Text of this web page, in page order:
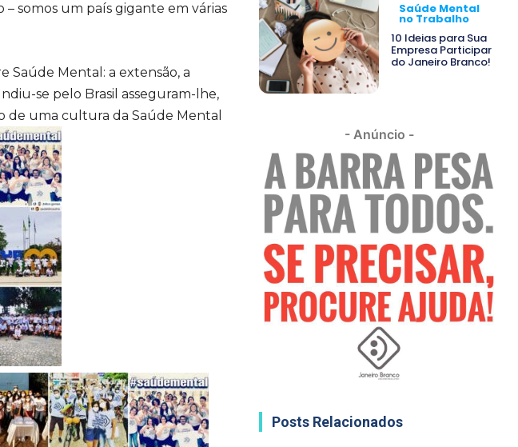
somos um país gigante em várias
Saúde Mental: a extensão, a
se pelo Brasil asseguram-lhe,
uma cultura da Saúde Mental
Saúde Mental
no Trabalho
10 Ideias para Sua
Empresa Participar
do Janeiro Branco!
- Anúncio -
Posts Relacionados